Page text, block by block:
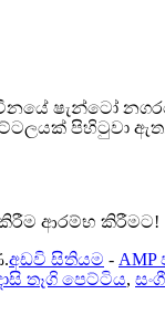
ෂැන්ටෝ
පිහිටුවා
ආරම්භ කිරීමට!
අඩවි සිතියම - AMP
තෑගි පෙට්ටිය,